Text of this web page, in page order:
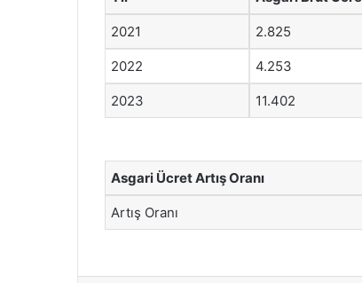
2021 2.825
2022 4.253
2023 11.402
Asgari Ücret Artış Oranı
Artış Oranı